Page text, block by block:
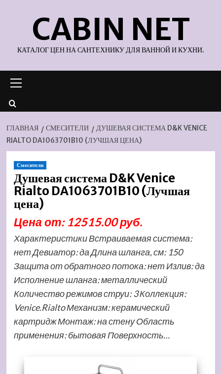
содержимомуCABIN NET
КАТАЛОГ ЦЕН НА САНТЕХНИКУ ДЛЯ ВАННОЙ И КУХНИ.
меню
ГЛАВНАЯ СМЕСИТЕЛИ
ДУШЕВАЯ СИСТЕМА D&K VENICE
RIALTO DA1063701B10 (ЛУЧШАЯ ЦЕНА)
Смесители
Душевая система D&K Venice
Rialto DA1063701B10 (Лучшая
цена)
Цена от: 12515.00 руб.
Характеристики Встраиваемая система:
нет Девиатор: да Длина шланга, см: 150
Защита от обратного потока: нет Излив: да
Исполнение шланга: металлический
Количество режимов струи: 3 Коллекция:
Venice.Rialto Механизм: керамический
картридж Монтаж: на стену Область
применения: бытовая Поверхность…